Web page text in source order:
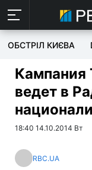
ОБСТРІЛ КИЄВА
Кампания
ведет в
18:40 14.10.2014 Вт
RBC.UA